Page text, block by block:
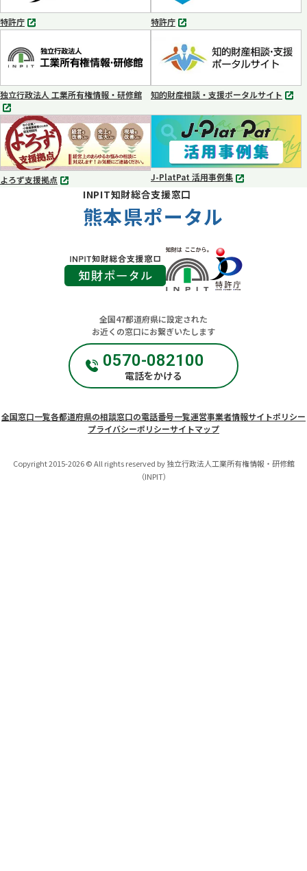
く
く
特許庁
別
ブ
で
く
特許庁
別
ブ
で
開
く
独立行政法人 工業所有権情報・研修館
別
タ
ブ
で
知的財産相談・支援ポータルサイト
別
タ
開
く
よろず支援拠点
別
J-PlatPat 活用事例集
別
INPIT知財総合支援窓口
熊本県ポータル
全国47都道府県に設定された
お近くの窓口にお繋ぎいたします
0570-082100
電話をかける
全国窓口一覧各都道府県の相談窓口の電話番号一覧運営事業者情報サイトポリシー
プライバシーポリシーサイトマップ
Copyright 2015-2026 © All rights reserved by 独立行政法人工業所有権情報・研修館
（INPIT）